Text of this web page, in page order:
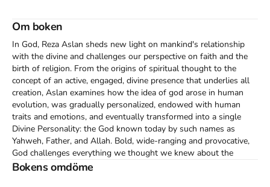
Om boken
In God, Reza Aslan sheds new light on mankind's relationship
with the divine and challenges our perspective on faith and the
birth of religion. From the origins of spiritual thought to the
concept of an active, engaged, divine presence that underlies all
creation, Aslan examines how the idea of god arose in human
evolution, was gradually personalized, endowed with human
traits and emotions, and eventually transformed into a single
Divine Personality: the God known today by such names as
Yahweh, Father, and Allah. Bold, wide-ranging and provocative,
God challenges everything we thought we knew about the
origins of religious belief, and with it our relationship with life
Bokens omdöme